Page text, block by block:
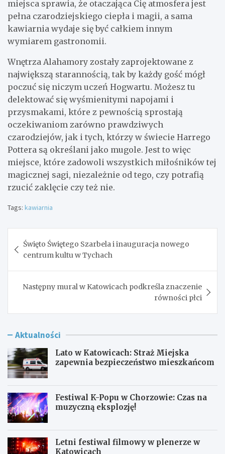
miejsca sprawia, że otaczająca Cię atmosfera jest
pełna czarodziejskiego ciepła i magii, a sama
kawiarnia wydaje się być całkiem innym
wymiarem gastronomii.
Wnętrza Alahamory zostały zaprojektowane z
największą starannością, tak by każdy gość mógł
poczuć się niczym uczeń Hogwartu. Możesz tu
delektować się wyśmienitymi napojami i
przysmakami, które z pewnością sprostają
oczekiwaniom zarówno prawdziwych
czarodziejów, jak i tych, którzy w świecie Harrego
Pottera są określani jako mugole. Jest to więc
miejsce, które zadowoli wszystkich miłośników tej
magicznej sagi, niezależnie od tego, czy potrafią
rzucić zaklęcie czy też nie.
Tags: kawiarnia
Nawigacja
wpisu
Święto Świętego Szarbela i inauguracja nowego
centrum kultu w Tychach
Następny mural w Katowicach podkreśla znaczenie
równości płci
Aktualności
Lato w Katowicach: Straż Miejska
zapewnia bezpieczeństwo mieszkańcom
Festiwal K-Popu w Chorzowie: Czas na
muzyczną eksplozję!
Letni festiwal filmowy w plenerze w
Katowicach